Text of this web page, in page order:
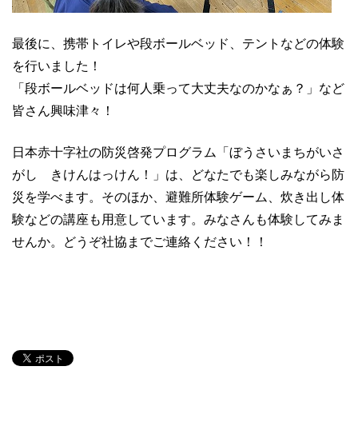
最後に、携帯トイレや段ボールベッド、テントなどの体験
を行いました！
「段ボールベッドは何人乗って大丈夫なのかなぁ？」など
皆さん興味津々！
日本赤十字社の防災啓発プログラム「ぼうさいまちがいさ
がし きけんはっけん！」は、どなたでも楽しみながら防
災を学べます。そのほか、避難所体験ゲーム、炊き出し体
験などの講座も用意しています。みなさんも体験してみま
せんか。どうぞ社協までご連絡ください！！